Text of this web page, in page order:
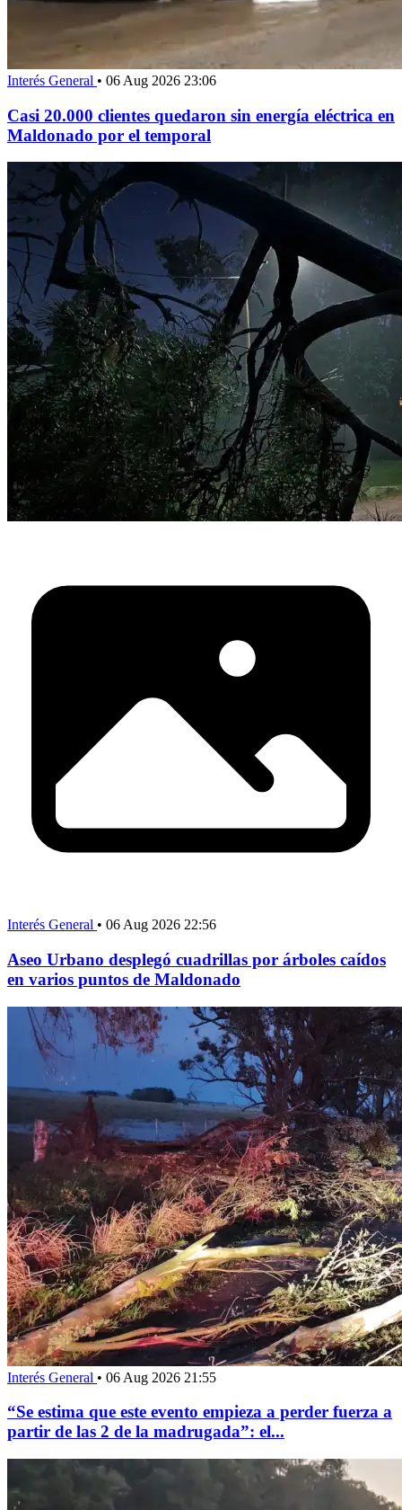
Interés General • 06 Aug 2026 23:06
Casi 20.000 clientes quedaron sin energía eléctrica en
Maldonado por el temporal
Interés General • 06 Aug 2026 22:56
Aseo Urbano desplegó cuadrillas por árboles caídos
en varios puntos de Maldonado
Interés General • 06 Aug 2026 21:55
“Se estima que este evento empieza a perder fuerza a
partir de las 2 de la madrugada”: el...